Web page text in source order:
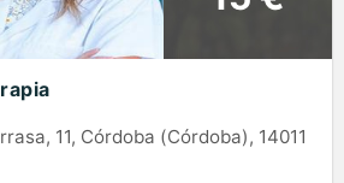
11, Córdoba (Córdoba), 14011